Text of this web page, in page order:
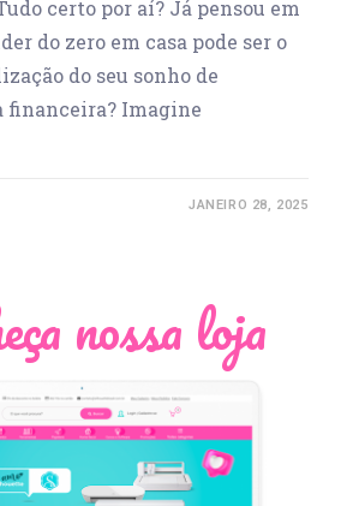
certo por aí? Já pensou em
do zero em casa pode ser o
do seu sonho de
financeira? Imagine
JANEIRO 28, 2025
nossa loja